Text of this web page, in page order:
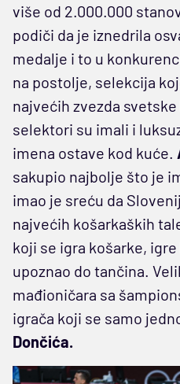
više od 2.000.000
podiči da je iznedrila
medalje i to u
na postolje, selekcija
najvećih zvezda
selektori su imali i
imena ostave kod kuće.
sakupio najbolje što je
imao je sreću da
najvećih košarkaških
koji se igra košarke,
upoznao do tančina.
mađioničara sa
igrača koji se samo
Dončića.